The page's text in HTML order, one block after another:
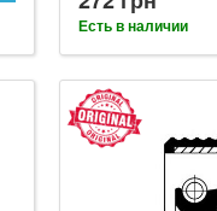
Есть в наличии